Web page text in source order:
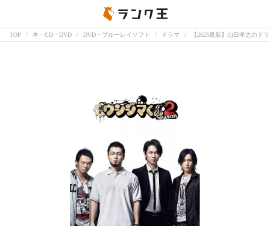
TOP 本・CD・DVD DVD・ブルーレイソフト ドラマ 【2025最新】山田孝之のド